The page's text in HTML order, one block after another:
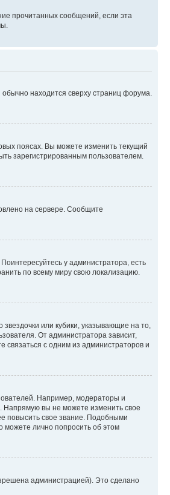
прочитанных сообщений, если эта
находится сверху страниц форума.
поясах. Вы можете изменить текущий
зарегистрированным пользователем.
на сервере. Сообщите
у администратора, есть
по всему миру свою локализацию.
или кубики, указывающие на то,
От администратора зависит,
с одним из администраторов и
Например, модераторы и
Напрямую вы не можете изменить свое
повысить свое звание. Подобными
можете лично попросить об этом
администрацией). Это сделано